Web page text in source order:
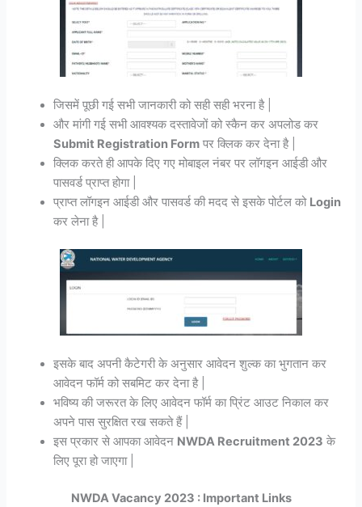
जिसमें पूछी गई सभी जानकारी को सही सही भरना है |
और मांगी गई सभी आवश्यक दस्तावेजों को स्कैन कर अपलोड कर
Submit Registration Form पर क्लिक कर देना है |
क्लिक करते ही आपके दिए गए मोबाइल नंबर पर लॉगइन आईडी और
पासवर्ड प्राप्त होगा |
प्राप्त लॉगइन आईडी और पासवर्ड की मदद से इसके पोर्टल को Login
कर लेना है |
इसके बाद अपनी कैटेगरी के अनुसार आवेदन शुल्क का भुगतान कर
आवेदन फॉर्म को सबमिट कर देना है |
भविष्य की जरूरत के लिए आवेदन फॉर्म का प्रिंट आउट निकाल कर
अपने पास सुरक्षित रख सकते हैं |
इस प्रकार से आपका आवेदन NWDA Recruitment 2023 के
लिए पूरा हो जाएगा |
NWDA Vacancy 2023 : Important Links